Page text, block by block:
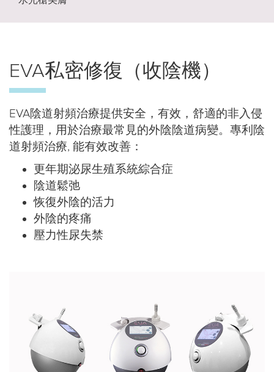
EVA私密修復（收陰機）
EVA陰道射頻治療提供安全，有效，舒適的非入侵
性護理，用於治療最常見的外陰陰道病變。專利陰
道射頻治療, 能有效改善：
更年期泌尿生殖系統綜合症
陰道鬆弛
恢復外陰的活力
外陰的疼痛
壓力性尿失禁